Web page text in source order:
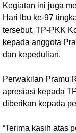
Kegiatan ini juga
Hari Ibu ke-97
tersebut, TP-PKK
kepada anggota
dan kepedulian.
Perwakilan Pramu
apresiasi kepada
diberikan kepada
“Terima kasih atas